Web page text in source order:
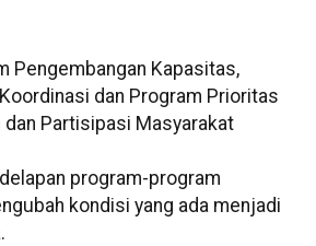
Pengembangan Kapasitas,
dan Program Prioritas
dan Partisipasi Masyarakat
program-program
kondisi yang ada menjadi